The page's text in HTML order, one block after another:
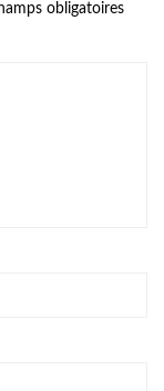
obligatoires